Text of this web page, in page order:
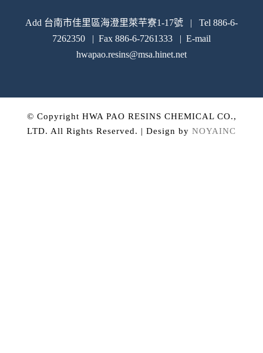
Add 台南市佳里區海澄里萊芉寮1-17號 | Tel 886-6-
7262350 | Fax 886-6-7261333 | E-mail
hwapao.resins@msa.hinet.net
© Copyright HWA PAO RESINS CHEMICAL CO.,
LTD. All Rights Reserved. | Design by NOYAINC